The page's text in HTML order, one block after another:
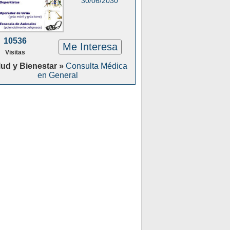
10536
Visitas Me Interesa
y Bienestar » Consulta Médica
en General